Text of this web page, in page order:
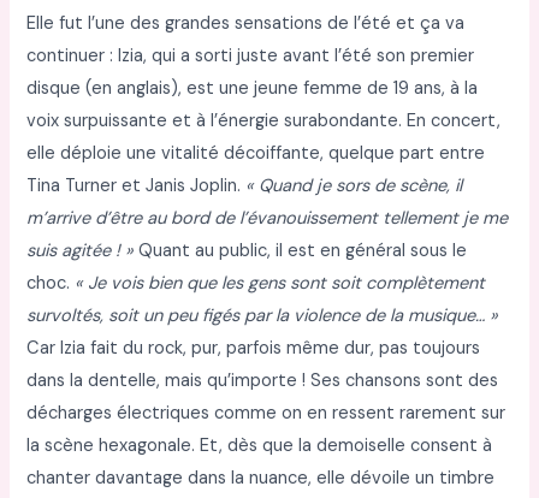
Elle fut l’une des grandes sensations de l’été et ça va
continuer : Izia, qui a sorti juste avant l’été son premier
disque (en anglais), est une jeune femme de 19 ans, à la
voix surpuissante et à l’énergie surabondante. En concert,
elle déploie une vitalité décoiffante, quelque part entre
Tina Turner et Janis Joplin. « Quand je sors de scène, il
m’arrive d’être au bord de l’évanouissement tellement je me
suis agitée ! »Quant au public, il est en général sous le
choc. « Je vois bien que les gens sont soit complètement
survoltés, soit un peu figés par la violence de la musique… »
Car Izia fait du rock, pur, parfois même dur, pas toujours
dans la dentelle, mais qu’importe ! Ses chansons sont des
décharges électriques comme on en ressent rarement sur
la scène hexagonale. Et, dès que la demoiselle consent à
chanter davantage dans la nuance, elle dévoile un timbre